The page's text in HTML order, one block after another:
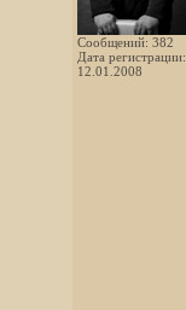
Сообщений: 382
Дата регистрации:
12.01.2008